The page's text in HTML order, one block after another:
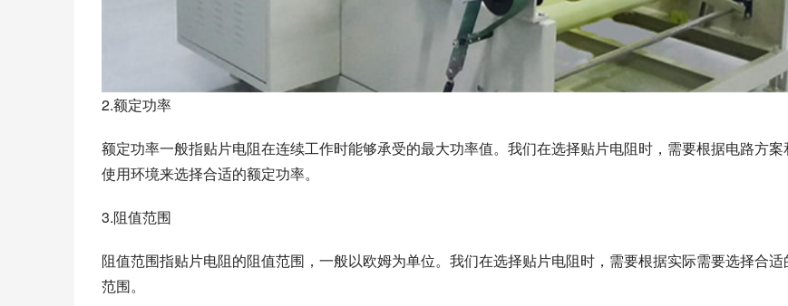
2.额定功率
额定功率一般指贴片电阻在连续工作时能够承受的最大功率值。我们在选择贴片电阻时，需要根据电路方案
使用环境来选择合适的额定功率。
3.阻值范围
阻值范围指贴片电阻的阻值范围，一般以欧姆为单位。我们在选择贴片电阻时，需要根据实际需要选择合适
范围。